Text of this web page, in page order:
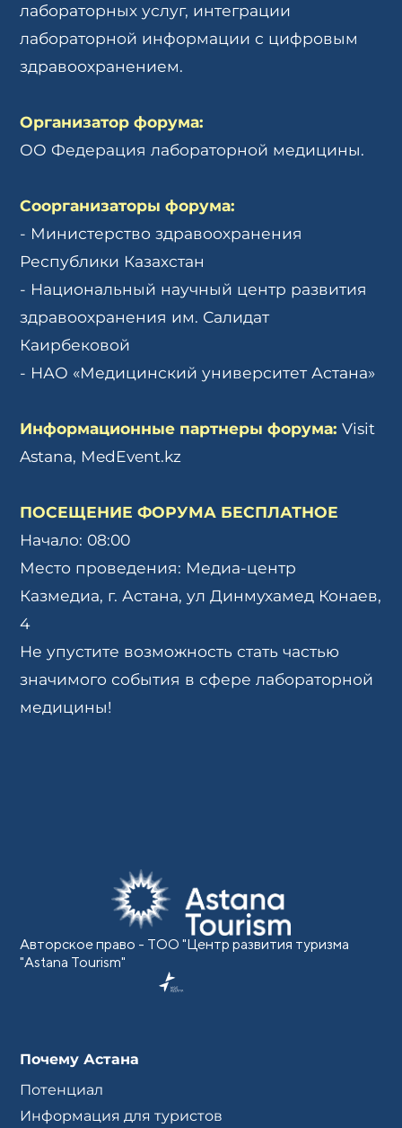
лабораторных услуг, интеграции
лабораторной информации с цифровым
здравоохранением.
Организатор форума:
ОО Федерация лабораторной медицины.
Соорганизаторы форума:
- Министерство здравоохранения
Республики Казахстан
- Национальный научный центр развития
здравоохранения им. Салидат
Каирбековой
- НАО «Медицинский университет Астана»
Информационные партнеры форума: Visit
Astana, MedEvent.kz
ПОСЕЩЕНИЕ ФОРУМА БЕСПЛАТНОЕ
Начало: 08:00
Место проведения: Медиа-центр
Казмедиа, г. Астана, ул Динмухамед Конаев,
4
Не упустите возможность стать частью
значимого события в сфере лабораторной
медицины!
Авторское право - ТОО "Центр развития туризма
"Astana Tourism"
Почему Астана
Потенциал
Информация для туристов